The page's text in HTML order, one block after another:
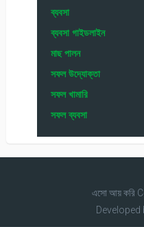
ব্যবসা
ব্যবসা গাইডলাইন
মাছ পালন
সফল উদ্যোক্তা
সফল খামারি
সফল ব্যবসা
এসো আয় করি